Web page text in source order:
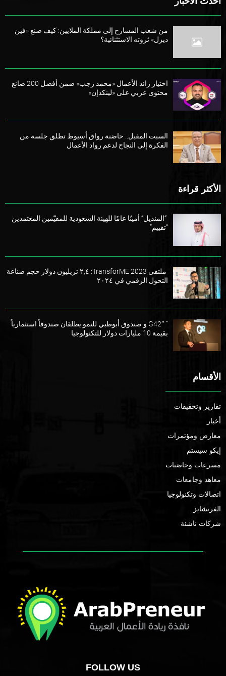
من شغب المسارح إلى مملكة الملايين: كيف صنع «فين
ديزل» ثروته الاستثنائية؟
اختيار رائد الأعمال «محمد رجب» ضمن أفضل 200 صانع
محتوى عربي على «لينكدإن»
السبت المقبل.. حاضنة رواق أسيوط تطلق جلسة من
الفكرة إلى النجاح لدعم رواد الأعمال
الأكثر قراءة
“المنديل” أمينًا عامًا للهيئة السعودية للمقيّمين المعتمدين
“تقييم”
ملتقى TransforME 2023: ٢,٤ تريليون دولار حجم صناعة
التحول الرقمي في ٢٠٢٤
” G42″ و صندوق أبوظبي للنمو يطلقان صندوقاً استثمارياً
بقيمة 10 مليارات دولار للتكنولوجيا
الأقسام
تقارير وتحقيقات
أخبار
معارض ومؤتمرات
إيكو سيستم
مسرعات وحاضنات
معاهد وجامعات
اتصالات وتكنولوجيا
الفرنشايز
شركات ناشئة
FOLLOW US